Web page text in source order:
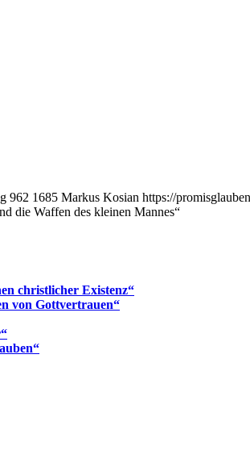
962 1685 Markus Kosian https://
die Waffen des kleinen Mannes“
christlicher Existenz“
von Gottvertrauen“